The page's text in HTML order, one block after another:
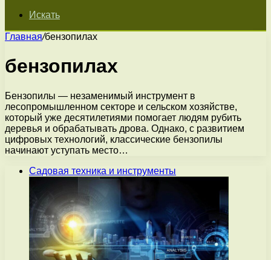
Искать
Главная/бензопилах
бензопилах
Бензопилы — незаменимый инструмент в
лесопромышленном секторе и сельском хозяйстве,
который уже десятилетиями помогает людям рубить
деревья и обрабатывать дрова. Однако, с развитием
цифровых технологий, классические бензопилы
начинают уступать место…
Садовая техника и инструменты